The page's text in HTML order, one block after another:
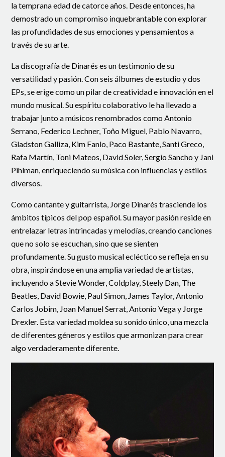
la temprana edad de catorce años. Desde entonces, ha
demostrado un compromiso inquebrantable con explorar
las profundidades de sus emociones y pensamientos a
través de su arte.
La discografía de Dinarés es un testimonio de su
versatilidad y pasión. Con seis álbumes de estudio y dos
EPs, se erige como un pilar de creatividad e innovación en el
mundo musical. Su espíritu colaborativo le ha llevado a
trabajar junto a músicos renombrados como Antonio
Serrano, Federico Lechner, Toño Miguel, Pablo Navarro,
Gladston Galliza, Kim Fanlo, Paco Bastante, Santi Greco,
Rafa Martín, Toni Mateos, David Soler, Sergio Sancho y Jani
Pihlman, enriqueciendo su música con influencias y estilos
diversos.
Como cantante y guitarrista, Jorge Dinarés trasciende los
ámbitos típicos del pop español. Su mayor pasión reside en
entrelazar letras intrincadas y melodías, creando canciones
que no solo se escuchan, sino que se sienten
profundamente. Su gusto musical ecléctico se refleja en su
obra, inspirándose en una amplia variedad de artistas,
incluyendo a Stevie Wonder, Coldplay, Steely Dan, The
Beatles, David Bowie, Paul Simon, James Taylor, Antonio
Carlos Jobim, Joan Manuel Serrat, Antonio Vega y Jorge
Drexler. Esta variedad moldea su sonido único, una mezcla
de diferentes géneros y estilos que armonizan para crear
algo verdaderamente diferente.